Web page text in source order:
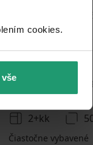
cookies.​
PRENÁJOM BYTU
Kounická,
2+kk
Čiastočne vybavené